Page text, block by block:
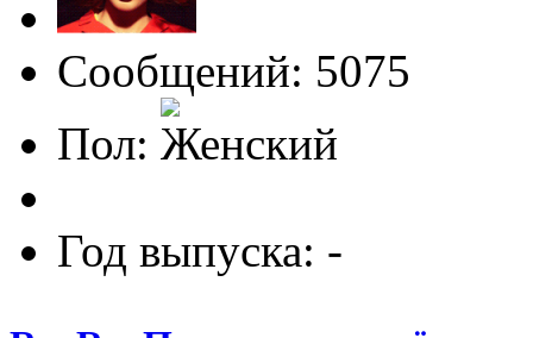
Сообщений: 5075
Пол:
Год выпуска: -